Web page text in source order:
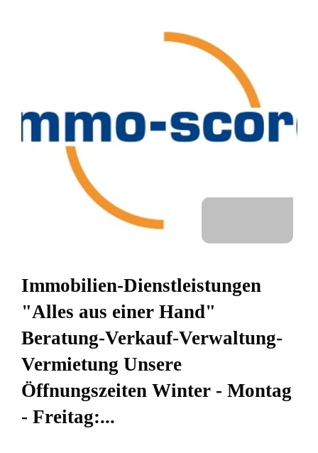
Immobilien-Dienstleistungen
"Alles aus einer Hand"
Beratung-Verkauf-Verwaltung-
Vermietung Unsere
Öffnungszeiten Winter - Montag
- Freitag:...